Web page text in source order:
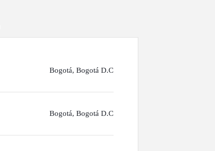
Bogotá, Bogotá D.C
Bogotá, Bogotá D.C